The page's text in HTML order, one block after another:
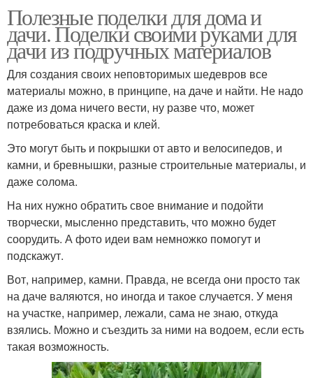
Полезные поделки для дома и
дачи. Поделки своими руками для
дачи из подручных материалов
Для создания своих неповторимых шедевров все
материалы можно, в принципе, на даче и найти. Не надо
даже из дома ничего вести, ну разве что, может
потребоваться краска и клей.
Это могут быть и покрышки от авто и велосипедов, и
камни, и бревнышки, разные строительные материалы, и
даже солома.
На них нужно обратить свое внимание и подойти
творчески, мысленно представить, что можно будет
соорудить. А фото идеи вам немножко помогут и
подскажут.
Вот, например, камни. Правда, не всегда они просто так
на даче валяются, но иногда и такое случается. У меня
на участке, например, лежали, сама не знаю, откуда
взялись. Можно и съездить за ними на водоем, если есть
такая возможность.